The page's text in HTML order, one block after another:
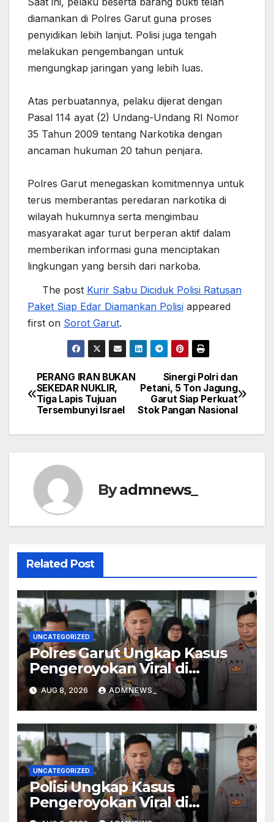
diamankan di Polres Garut guna proses
penyidikan lebih lanjut. Polisi juga tengah
melakukan pengembangan untuk
mengungkap jaringan yang lebih luas.
‎Atas perbuatannya, pelaku dijerat dengan
Pasal 114 ayat (2) Undang-Undang RI Nomor
35 Tahun 2009 tentang Narkotika dengan
ancaman hukuman 20 tahun penjara.
‎Polres Garut menegaskan komitmennya untuk
terus memberantas peredaran narkotika di
wilayah hukumnya serta mengimbau
masyarakat agar turut berperan aktif dalam
memberikan informasi guna menciptakan
lingkungan yang bersih dari narkoba.
The post Kurir Sabu Diciduk Polisi Ratusan
Paket Siap Edar Diamankan Polisi‎ appeared
first on Sorot Garut.
Post
navigation
Sinergi Polri dan
Petani, 5 Ton Jagung
Garut Siap Perkuat
Stok Pangan Nasional
PERANG IRAN BUKAN
SEKEDAR NUKLIR,
Tiga Lapis Tujuan
Tersembunyi Israel
Byadmnews_
Related Post
UNCATEGORIZED
Polres Garut Ungkap Kasus
Pengeroyokan Viral di
Tarogong Kaler, Berawal dari
Knalpot Brong
AUG 8, 2026 ADMNEWS_
UNCATEGORIZED
Polisi Ungkap Kasus
Pengeroyokan Viral di
Tarogong Kaler, Berawal dari